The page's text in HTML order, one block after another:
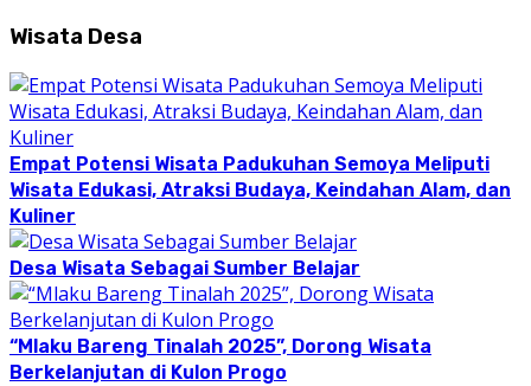
Wisata Desa
Empat Potensi Wisata Padukuhan Semoya Meliputi
Wisata Edukasi, Atraksi Budaya, Keindahan Alam, dan
Kuliner
Desa Wisata Sebagai Sumber Belajar
“Mlaku Bareng Tinalah 2025”, Dorong Wisata
Berkelanjutan di Kulon Progo